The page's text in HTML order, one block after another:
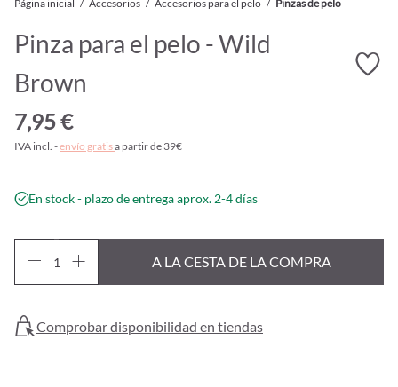
Página inicial / Accesorios / Accesorios para el pelo / Pinzas de pelo
Pinza para el pelo - Wild
Brown
7,95 €
IVA incl. -envío gratisa partir de 39€
En stock - plazo de entrega aprox. 2-4 días
A LA CESTA DE LA COMPRA
Comprobar disponibilidad en tiendas